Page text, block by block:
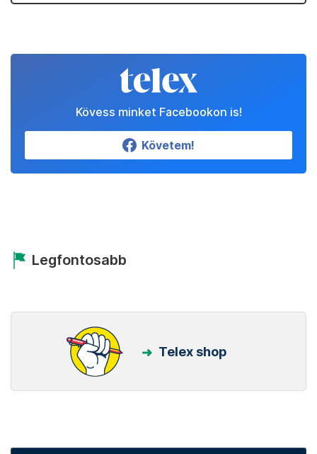
Kövess minket Facebookon is!
Követem!
Legfontosabb
Telex shop